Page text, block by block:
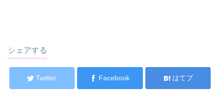
シェアする
Twitter Facebook はてブ